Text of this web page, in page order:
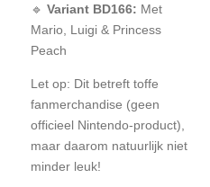
🔹 Variant BD166: Met
Mario, Luigi & Princess
Peach
Let op: Dit betreft toffe
fanmerchandise (geen
officieel Nintendo-product),
maar daarom natuurlijk niet
minder leuk!